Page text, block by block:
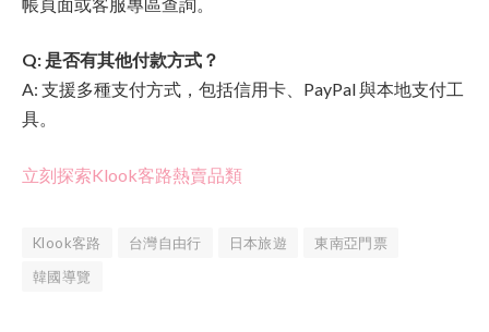
Q: 是否有其他付款方式？
A: 支援多種支付方式，包括信用卡、PayPal 與本地支付工
具。
立刻探索Klook客路熱賣品類
Klook客路 台灣自由行 日本旅遊
東南亞門票
韓國導覽